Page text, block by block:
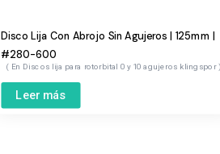
Disco Lija Con Abrojo Sin Agujeros | 125mm |
#280-600
Discos lija para rotorbital 0 y 10 agujeros klingspor
Leer más